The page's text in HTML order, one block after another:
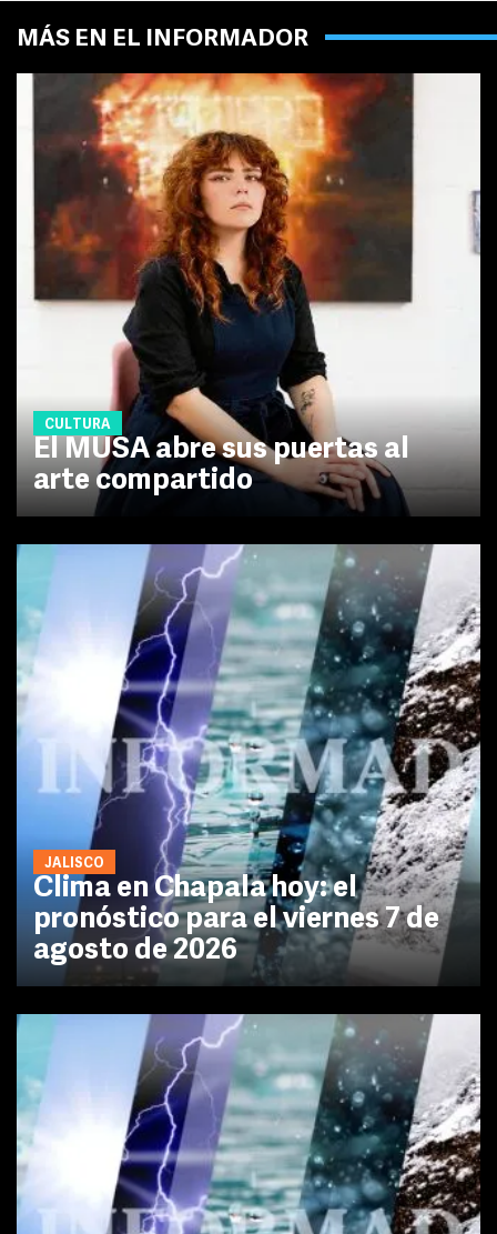
MÁS EN EL INFORMADOR
CULTURA
El MUSA abre sus puertas al
arte compartido
JALISCO
Clima en Chapala hoy: el
pronóstico para el viernes 7 de
agosto de 2026